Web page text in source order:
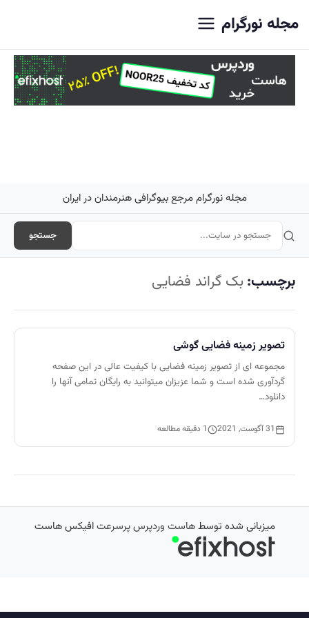
مجله نورگرام
مجله نورگرام مرجع بیوگرافی هنرمندان در ایران
جستجو
برچسب: بک گراند فضایی
تصویر زمینه فضایی گوشی
مجموعه ای از تصویر زمینه فضایی با کیفیت عالی در این صفحه
گردآوری شده است و شما عزیزان میتوانید به رایگان تمامی آنها را
دانلود…
31 آگوست, 2021 1 دقیقه مطالعه
میزبانی شده توسطهاست وردپرس پرسرعتافیکس هاست